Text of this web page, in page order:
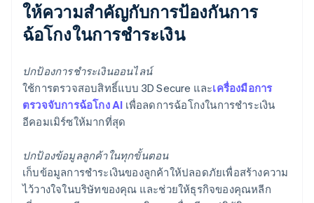
ให้ความสำคัญกับการป้องกันการ
ฉ้อโกงในการชำระเงิน
ปกป้องการชำระเงินออนไลน์
ใช้การตรวจสอบสิทธิ์แบบ 3D Secure และเครื่องมือการ
ตรวจจับการฉ้อโกง AI เพื่อลดการฉ้อโกงในการชำระเงิน
อีคอมเมิร์ซให้มากที่สุด
ปกป้องข้อมูลลูกค้าในทุกขั้นตอน
เก็บข้อมูลการชำระเงินของลูกค้าให้ปลอดภัยเพื่อสร้างความ
ไว้วางใจในบริษัทของคุณ และช่วยให้ธุรกิจของคุณหลีก